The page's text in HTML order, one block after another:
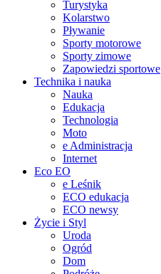
Turystyka
Kolarstwo
Pływanie
Sporty motorowe
Sporty zimowe
Zapowiedzi sportowe
Technika i nauka
Nauka
Edukacja
Technologia
Moto
e Administracja
Internet
Eco EO
e Leśnik
ECO edukacja
ECO newsy
Życie i Styl
Uroda
Ogród
Dom